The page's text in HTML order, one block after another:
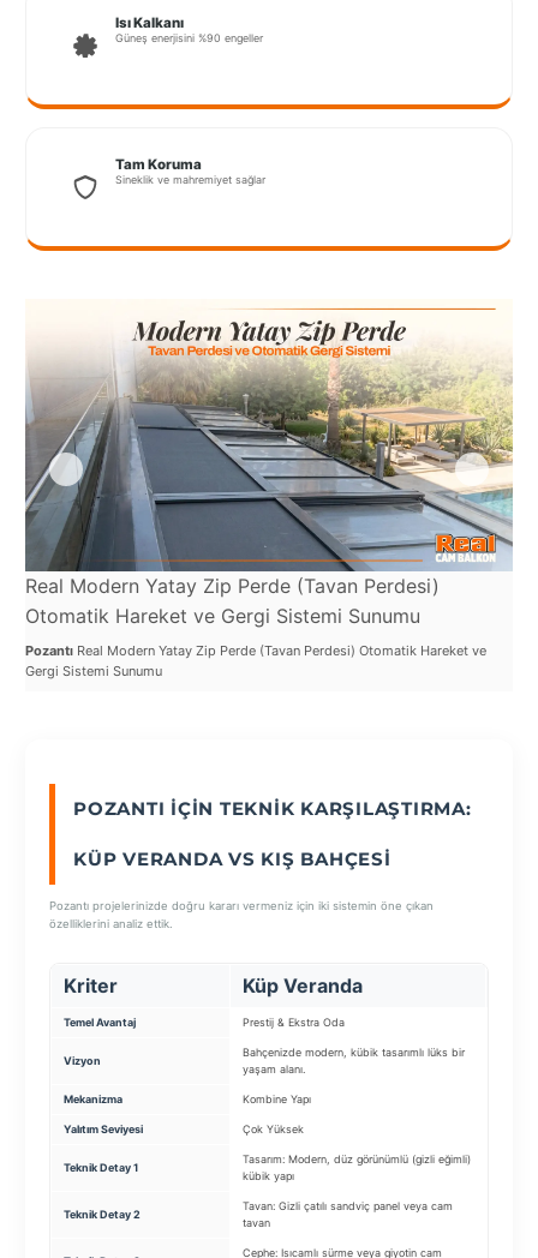
Isı Kalkanı
Güneş enerjisini %90 engeller
Tam Koruma
Sineklik ve mahremiyet sağlar
Real Modern Yatay Zip Perde (Tavan Perdesi)
Otomatik Hareket ve Gergi Sistemi Sunumu
Pozantı Real Modern Yatay Zip Perde (Tavan Perdesi) Otomatik Hareket ve
Gergi Sistemi Sunumu
POZANTI İÇIN TEKNIK KARŞILAŞTIRMA:
KÜP VERANDA VS KIŞ BAHÇESI
Pozantı projelerinizde doğru kararı vermeniz için iki sistemin öne çıkan
özelliklerini analiz ettik.
Kriter Küp Veranda
Temel Avantaj Prestij & Ekstra Oda
Vizyon
Bahçenizde modern, kübik tasarımlı lüks bir
yaşam alanı.
Mekanizma Kombine Yapı
Yalıtım Seviyesi Çok Yüksek
Teknik Detay 1
Tasarım: Modern, düz görünümlü (gizli eğimli)
kübik yapı
Teknik Detay 2
Tavan: Gizli çatılı sandviç panel veya cam
tavan
Cephe: Isıcamlı sürme veya giyotin cam
Manisa
Port
Sakarya
Sarajevo
Sivas
switzerland
Tilburg
Van
Yalova
SEÇ